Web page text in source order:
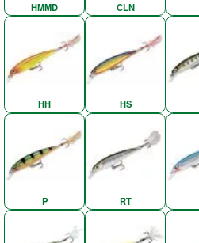
HMMD CLN
HH HS
P RT